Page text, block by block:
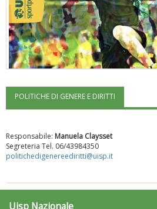
"Superare gli ostacoli": la relazione di
POLITICHE DI GENERE E DIRITTI
Responsabile: Manuela Claysset
Segreteria Tel. 06/43984350
politichedigenereediritti@uisp.it
Uisp Nazionale